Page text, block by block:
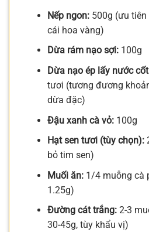
Nếp ngon:500g (ưu tiên
cái hoa vàng)
Dừa rám nạo sợi:100g
Dừa nạo ép lấy nước
tươi (tương đương
dừa đặc)
Đậu xanh cà vỏ:100g
Hạt sen tươi (tùy chọn):
bỏ tim sen)
Muối ăn:1/4 muỗng cà
1.25g)
Đường cát trắng:2-3
30-45g, tùy khẩu vị)